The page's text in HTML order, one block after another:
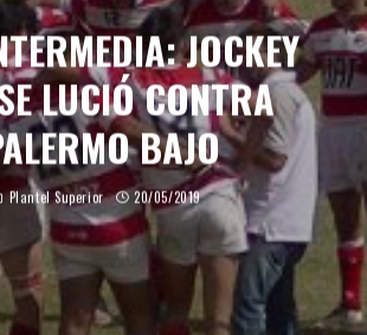
JOCKEY
LUCIÓ CONTRA
BAJO
Plantel Superior 20/05/2019